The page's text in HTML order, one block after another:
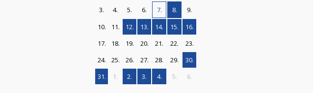
3.
4. 5. 6. 7. 8.
9.
10.
11. 12. 13. 14. 15.
16.
17.
18. 19. 20. 21. 22.
23.
24.
25. 26. 27. 28. 29.
30.
31.
1. 2. 3. 4. 5. 6.